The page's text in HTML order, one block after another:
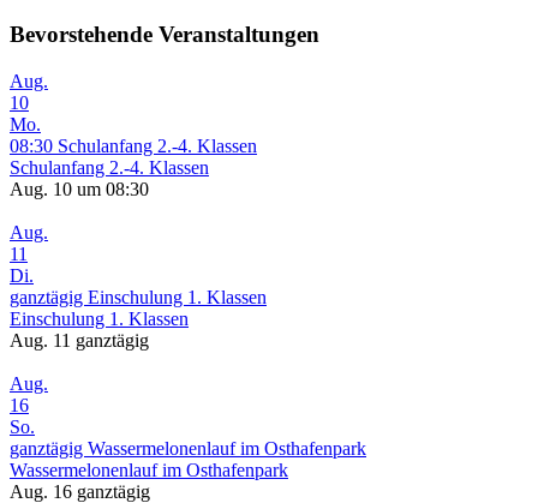
Bevorstehende Veranstaltungen
Aug.
10
Mo.
08:30 Schulanfang 2.-4. Klassen
Schulanfang 2.-4. Klassen
Aug. 10 um 08:30
Aug.
11
Di.
ganztägig Einschulung 1. Klassen
Einschulung 1. Klassen
Aug. 11 ganztägig
Aug.
16
So.
ganztägig Wassermelonenlauf im Osthafenpark
Wassermelonenlauf im Osthafenpark
Aug. 16 ganztägig